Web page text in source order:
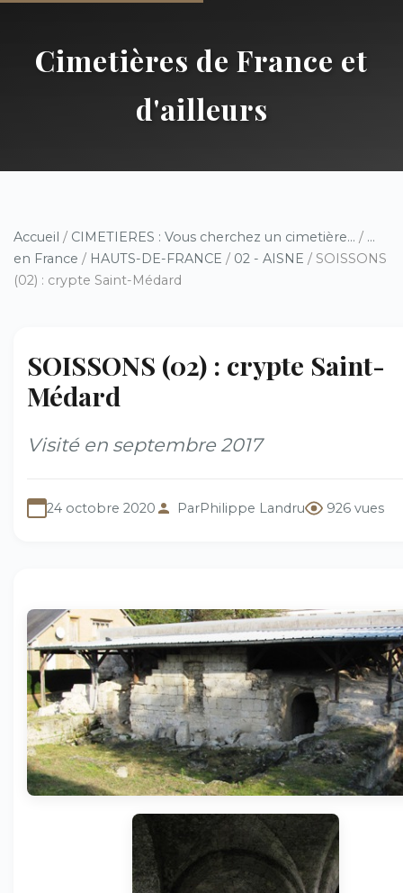
Cimetières de France et
d'ailleurs
Accueil / CIMETIERES : Vous cherchez un cimetière... / ...
en France / HAUTS-DE-FRANCE / 02 - AISNE / SOISSONS
(02) : crypte Saint-Médard
SOISSONS (02) : crypte Saint-
Médard
Visité en septembre 2017
24 octobre 2020 ParPhilippe Landru 926 vues